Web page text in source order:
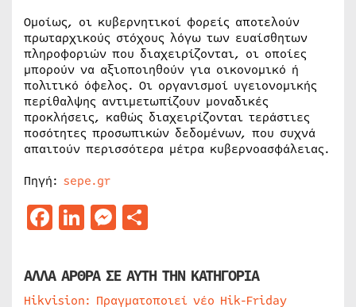
Ομοίως, οι κυβερνητικοί φορείς αποτελούν
πρωταρχικούς στόχους λόγω των ευαίσθητων
πληροφοριών που διαχειρίζονται, οι οποίες
μπορούν να αξιοποιηθούν για οικονομικό ή
πολιτικό όφελος. Οι οργανισμοί υγειονομικής
περίθαλψης αντιμετωπίζουν μοναδικές
προκλήσεις, καθώς διαχειρίζονται τεράστιες
ποσότητες προσωπικών δεδομένων, που συχνά
απαιτούν περισσότερα μέτρα κυβερνοασφάλειας.
Πηγή: sepe.gr
Facebook
LinkedIn
Messenger
ΑΛΛΑ ΑΡΘΡΑ ΣΕ ΑΥΤΗ ΤΗΝ ΚΑΤΗΓΟΡΙΑ
Hikvision: Πραγματοποιεί νέο Hik-Friday